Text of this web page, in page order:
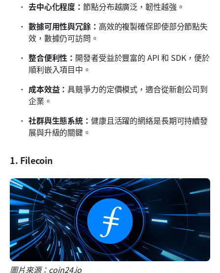
去中心化程度： 節點分布越廣泛，韌性越強。
數據可用性與冗餘： 高效的複製確保即使部分節點失
效，數據仍可訪問。
整合便利性： 開發者受益於豐富的 API 和 SDK，便於
順利嵌入項目中。
成本效益：具競爭力的定價模式，適合從新創公司到
企業。
社群與生態系統： 健康且活躍的網絡是長期可持續發
展與升級的關鍵。
1. Filecoin
圖片來源：coin24.io